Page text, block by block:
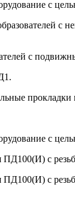
с
с
прокладки
с
с
с